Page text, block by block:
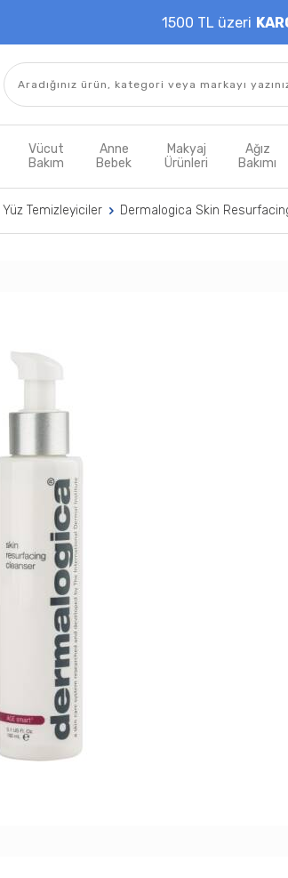
1500 TL üzeri
Vücut
Bakım
Anne
Bebek
Makyaj
Ürünleri
Ağız
Bakımı
Yüz Temizleyiciler Dermalogica Skin